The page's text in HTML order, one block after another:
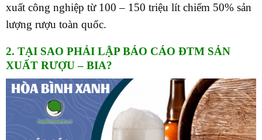
xuất công nghiệp từ 100 – 150 triệu lít chiếm 50% sản
lượng rượu toàn quốc.
2. TẠI SAO PHẢI LẬP BÁO CÁO ĐTM SẢN
XUẤT RƯỢU – BIA?